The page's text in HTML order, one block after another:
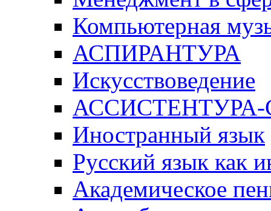
Компьютерная
АСПИРАНТУРА
Искусствоведение
Иностранный язык
Русский язык как
Академическое